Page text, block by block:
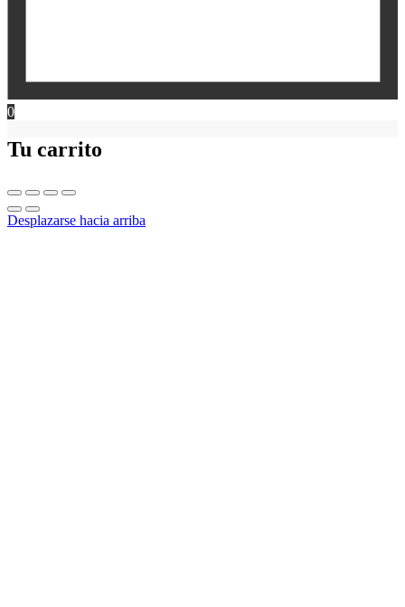
0
Tu carrito
Desplazarse hacia arriba